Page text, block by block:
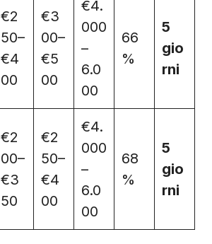
€2
50–
€4
00
€3
00–
€5
00
€4.
000
–
6.0
00
66
%
5
gio
rni
€2
00–
€3
50
€2
50–
€4
00
€4.
000
–
6.0
00
68
%
5
gio
rni